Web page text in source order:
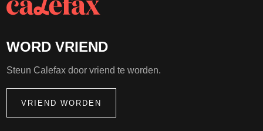
WORD VRIEND
Steun Calefax door vriend te worden.
VRIEND WORDEN